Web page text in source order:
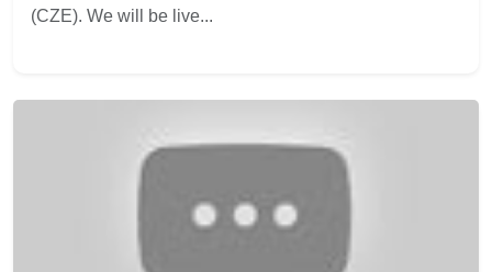
(CZE). We will be live...